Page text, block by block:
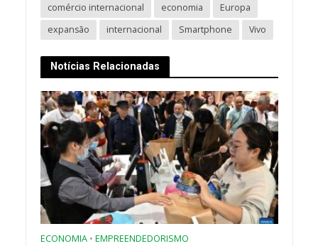
comércio internacional
economia
Europa
expansão
internacional Smartphone Vivo
Notícias Relacionadas
ECONOMIA • EMPREENDEDORISMO